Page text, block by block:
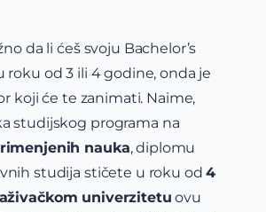
da li ćeš svoju Bachelor’s
roku od 3 ili 4 godine, onda je
koji će te zanimati. Naime,
studijskog programa na
nauka, diplomu
studija stičete u roku od4
univerzitetu ovu